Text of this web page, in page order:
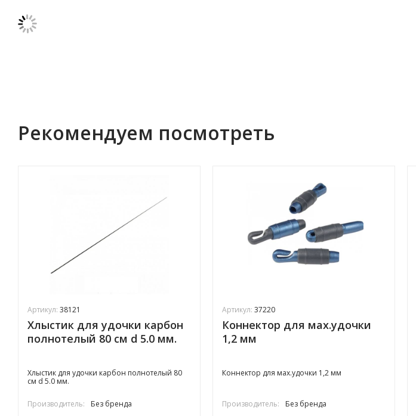
Рекомендуем посмотреть
Артикул: 38121
Хлыстик для удочки карбон
полнотелый 80 см d 5.0 мм.
Хлыстик для удочки карбон полнотелый 80
см d 5.0 мм.
Производитель: Без бренда
Артикул: 37220
Коннектор для мах.удочки
1,2 мм
Коннектор для мах.удочки 1,2 мм
Производитель: Без бренда